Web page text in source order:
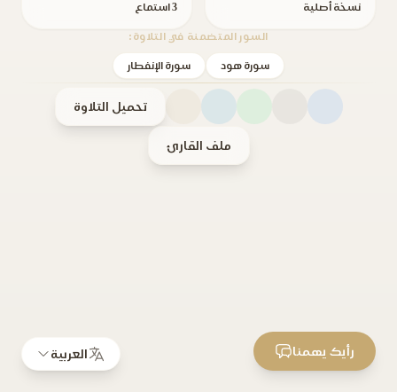
نسخة أصلية 3 استماع
السور المتضمنة في التلاوة:
سورة هود سورة الإنفطار
تحميل التلاوة
ملف القارئ
العربية رأيك يهمنا